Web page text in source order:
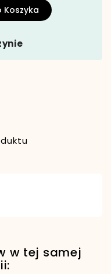
Koszyka
w tej samej